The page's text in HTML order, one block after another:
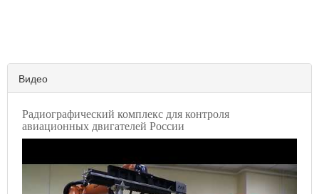
Видео
Радиографический комплекс для контроля
авиационных двигателей России